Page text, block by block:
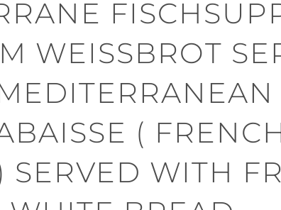
WEISSBROT
B
( FRENCH
WITH